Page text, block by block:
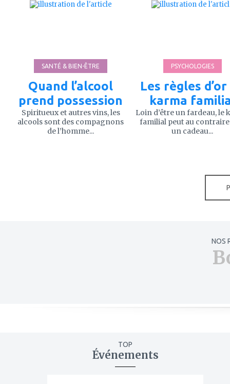
SANTÉ & BIEN-ÊTRE
Quand l’alcool
prend possession
Spiritueux et autres vins, les
alcools sont des compagnons
de l’homme...
PSYCHOLOGIES
Les règles d’or
karma
Loin d’être un fardeau, le
familial peut au
un cadeau...
NOS
TOP
Événements